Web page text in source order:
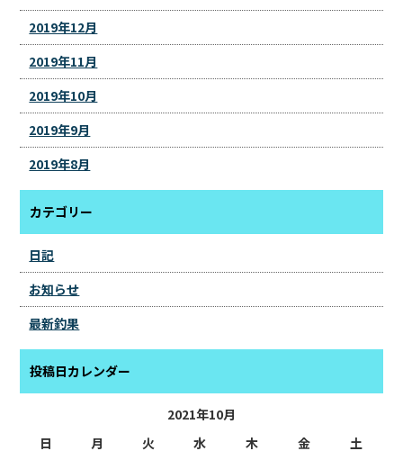
2019年12月
2019年11月
2019年10月
2019年9月
2019年8月
カテゴリー
日記
お知らせ
最新釣果
投稿日カレンダー
2021年10月
日
月 火 水 木 金 土